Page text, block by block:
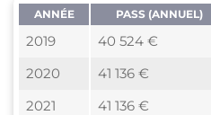
ANNÉE PASS (ANNUEL)
2019 40 524 €
2020
41 136 €
2021
41 136 €